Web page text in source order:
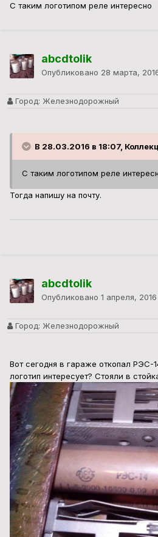
С таким логотипом реле интересно
abcdtolik
Опубликовано 28 марта,
Город: Железнодорожный
В 28.03.2016 в 18:07,
С таким логотипом реле
Тогда напишу на почту.
abcdtolik
Опубликовано 1 апреля, 2016
Город: Железнодорожный
Вот сегодня в гараже откопал РЭС-
логотип интересует? Стояли в